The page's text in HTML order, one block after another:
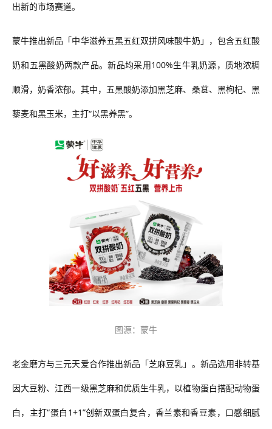
出新的市场赛道。
蒙牛推出新品「中华滋养五黑五红双拼风味酸牛奶」，包含五红酸
奶和五黑酸奶两款产品。新品均采用100%生牛乳奶源，质地浓稠
顺滑，奶香浓郁。其中，五黑酸奶添加黑芝麻、桑葚、黑枸杞、黑
藜麦和黑玉米，主打“以黑养黑”。
图源：蒙牛
老金磨方与三元天爱合作推出新品「芝麻豆乳」。新品选用非转基
因大豆粉、江西一级黑芝麻和优质生牛乳，以植物蛋白搭配动物蛋
白，主打“蛋白1+1”创新双蛋白复合，香兰素和香豆素，口感细腻